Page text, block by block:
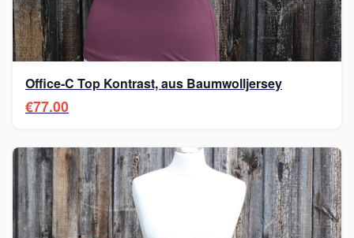
Office-C Top Kontrast, aus Baumwolljersey
€77.00